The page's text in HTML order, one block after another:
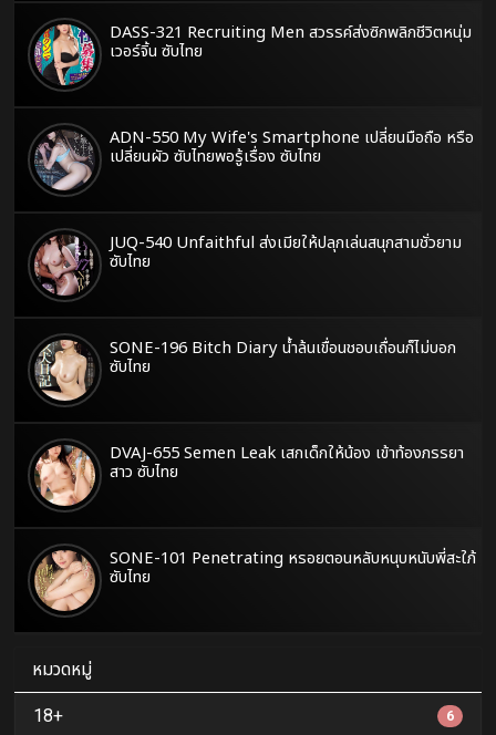
DASS-321 Recruiting Men สวรรค์ส่งซิกพลิกชีวิตหนุ่ม
เวอร์จิ้น ซับไทย
ADN-550 My Wife's Smartphone เปลี่ยนมือถือ หรือ
เปลี่ยนผัว ซับไทยพอรู้เรื่อง ซับไทย
JUQ-540 Unfaithful ส่งเมียให้ปลุกเล่นสนุกสามชั่วยาม
ซับไทย
SONE-196 Bitch Diary น้ำล้นเขื่อนชอบเถื่อนก็ไม่บอก
ซับไทย
DVAJ-655 Semen Leak เสกเด็กให้น้อง เข้าท้องภรรยา
สาว ซับไทย
SONE-101 Penetrating หรอยตอนหลับหนุบหนับพี่สะใภ้
ซับไทย
หมวดหมู่
18+ 6